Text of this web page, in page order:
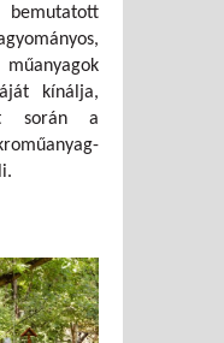
kínálja,
során a